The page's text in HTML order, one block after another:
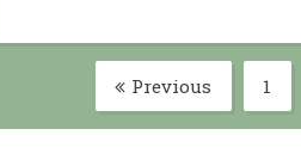
pagination
Previous 1